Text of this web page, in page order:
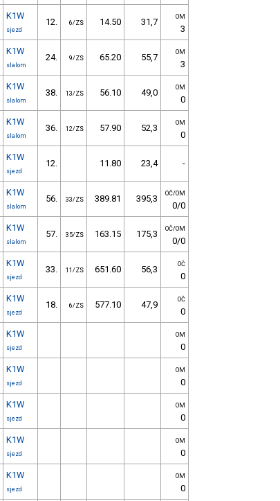
K1W
sjezd
12. 6/ZS 14.50 31,7 OM
3
K1W
slalom
24. 9/ZS 65.20 55,7 OM
3
K1W
slalom
38. 13/ZS 56.10 49,0 OM
0
K1W
slalom
36. 12/ZS 57.90 52,3 OM
0
K1W
sjezd
12. 11.80 23,4 -
K1W
slalom
56. 33/ZS 389.81 395,3 OČ/OM
0/0
K1W
slalom
57. 35/ZS 163.15 175,3 OČ/OM
0/0
K1W
sjezd
33. 11/ZS 651.60 56,3 OČ
0
K1W
sjezd
18. 6/ZS 577.10 47,9 OČ
0
K1W
sjezd
OM
0
K1W
sjezd
OM
0
K1W
sjezd
OM
0
K1W
sjezd
OM
0
K1W
sjezd
OM
0